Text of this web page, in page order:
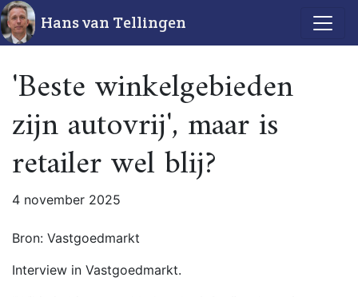
Hans van Tellingen
'Beste winkelgebieden
zijn autovrij', maar is
retailer wel blij?
4 november 2025
Bron: Vastgoedmarkt
Interview in Vastgoedmarkt.